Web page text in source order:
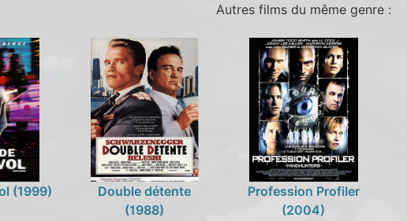
Autres films du même genre :
(1999)
Double détente
(1988)
Profession Profiler
(2004)